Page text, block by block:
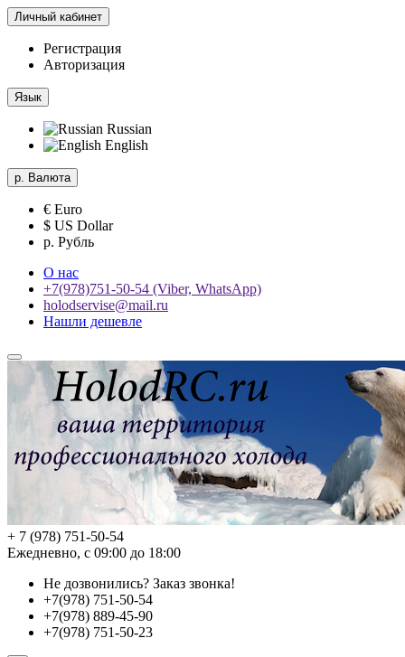
Личный кабинет
Регистрация
Авторизация
Язык
Russian
English
р. Валюта
€ Euro
$ US Dollar
р. Рубль
О нас
+7(978)751-50-54 (Viber, WhatsApp)
holodservise@mail.ru
Нашли дешевле
+ 7 (978) 751-50-54
Ежедневно, с 09:00 до 18:00
Не дозвонились? Заказ звонка!
+7(978) 751-50-54
+7(978) 889-45-90
+7(978) 751-50-23